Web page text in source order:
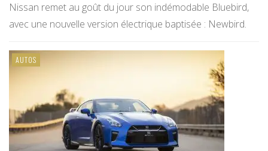
Nissan remet au goût du jour son indémodable Bluebird,
avec une nouvelle version électrique baptisée : Newbird.
AUTOS